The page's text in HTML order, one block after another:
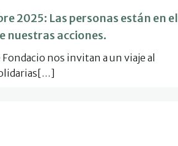
2025: Las personas están en el
nuestras acciones.
nos invitan a un viaje al